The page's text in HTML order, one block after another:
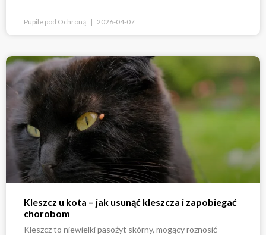
Pupile pod Ochroną 2026-04-07
Kleszcz u kota – jak usunąć kleszcza i zapobiegać
chorobom
Kleszcz to niewielki pasożyt skórny, mogący roznosić